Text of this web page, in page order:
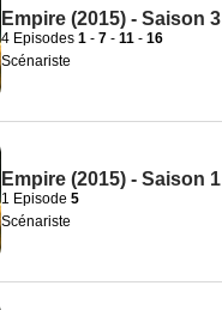
Empire (2015) - Saison 3
4 Episodes 1 - 7 - 11 - 16
Scénariste
Empire (2015) - Saison 1
1 Episode 5
Scénariste